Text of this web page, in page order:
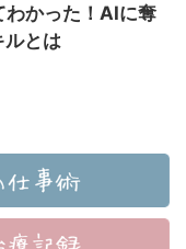
かった！AIに奪
とは